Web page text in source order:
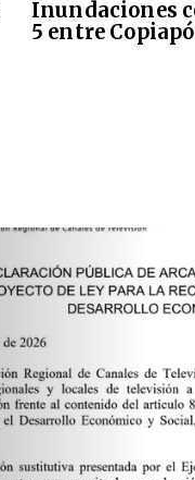
Inundaciones
5 entre